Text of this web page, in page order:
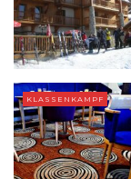
KLASSENKAMPF